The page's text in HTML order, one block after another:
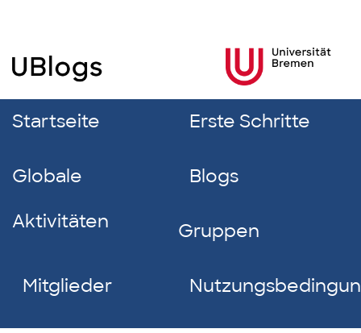
Startseite Erste Schritte
Globale
Aktivitäten
Blogs
Gruppen
Mitglieder